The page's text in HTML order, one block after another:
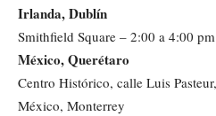
Irlanda, Dublín
Smithfield Square – 2:00 a 4:00 pm
México, Querétaro
Centro Histórico, calle Luis
México, Monterrey